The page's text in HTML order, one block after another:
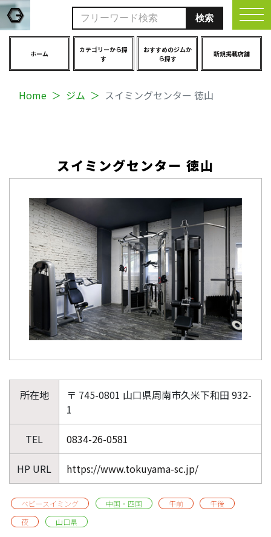
ホーム
カテゴリーから探
す
おすすめのジムか
ら探す
新規掲載店舗
Home ジム スイミングセンター 徳山
スイミングセンター 徳山
所在地
〒 745-0801 山口県周南市久米下和田 932-
1
TEL 0834-26-0581
HP URL https://www.tokuyama-sc.jp/
ベビースイミング 中国・四国 午前
午後
夜
山口県